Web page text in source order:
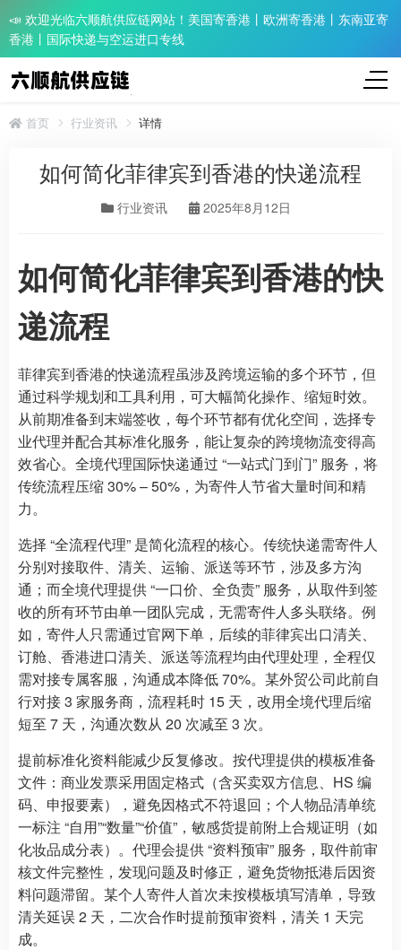
📣 欢迎光临六顺航供应链网站！美国寄香港丨欧洲寄香港丨东南亚寄
香港丨国际快递与空运进口专线
首页 行业资讯 详情
如何简化菲律宾到香港的快递流程
行业资讯 2025年8月12日
如何简化菲律宾到香港的快
递流程
菲律宾到香港的快递流程虽涉及跨境运输的多个环节，但
通过科学规划和工具利用，可大幅简化操作、缩短时效。
从前期准备到末端签收，每个环节都有优化空间，选择专
业代理并配合其标准化服务，能让复杂的跨境物流变得高
效省心。全境代理国际快递通过 “一站式门到门” 服务，将
传统流程压缩 30% – 50%，为寄件人节省大量时间和精
力。
选择 “全流程代理” 是简化流程的核心。传统快递需寄件人
分别对接取件、清关、运输、派送等环节，涉及多方沟
通；而全境代理提供 “一口价、全负责” 服务，从取件到签
收的所有环节由单一团队完成，无需寄件人多头联络。例
如，寄件人只需通过官网下单，后续的菲律宾出口清关、
订舱、香港进口清关、派送等流程均由代理处理，全程仅
需对接专属客服，沟通成本降低 70%。某外贸公司此前自
行对接 3 家服务商，流程耗时 15 天，改用全境代理后缩
短至 7 天，沟通次数从 20 次减至 3 次。
提前标准化资料能减少反复修改。按代理提供的模板准备
文件：商业发票采用固定格式（含买卖双方信息、HS 编
码、申报要素），避免因格式不符退回；个人物品清单统
一标注 “自用”“数量”“价值”，敏感货提前附上合规证明（如
化妆品成分表）。代理会提供 “资料预审” 服务，取件前审
核文件完整性，发现问题及时修正，避免货物抵港后因资
料问题滞留。某个人寄件人首次未按模板填写清单，导致
清关延误 2 天，二次合作时提前预审资料，清关 1 天完
成。